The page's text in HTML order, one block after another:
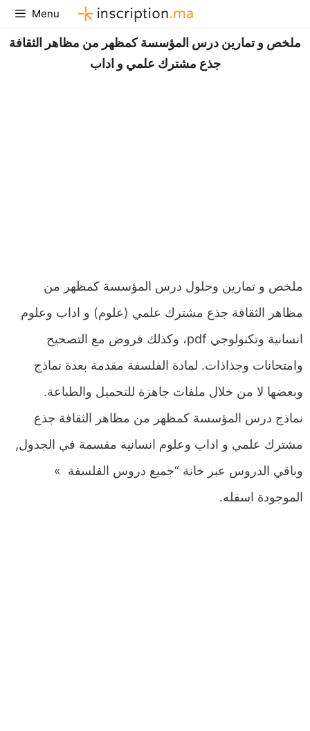
Aller
au
contenu
Menu
ملخص و تمارين درس المؤسسة كمظهر من مظاهر الثقافة
جذع مشترك علمي و اداب
ملخص و تمارين وحلول درس المؤسسة كمظهر من
مظاهر الثقافة جذع مشترك علمي (علوم) و اداب وعلوم
انسانية وتكنولوجي pdf، وكذلك فروض مع التصحيح
وامتحانات وجذاذات. لمادة الفلسفة مقدمة بعدة نماذج
وبعضها لا من خلال ملفات جاهزة للتحميل والطباعة.
نماذج درس المؤسسة كمظهر من مظاهر الثقافة جذع
مشترك علمي و اداب وعلوم انسانية مقسمة في الجدول,
وباقي الدروس عبر خانة “جميع دروس الفلسفة »
الموجودة اسفله.